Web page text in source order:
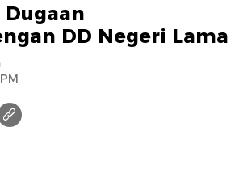
DD Negeri Lama